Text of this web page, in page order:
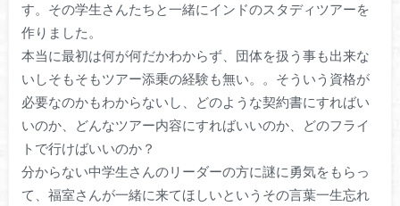
す。その学生さんたちと一緒にインドのスタディツアーを
作りました。
本当に最初は何が何だかわからず、団体を扱う事も出来な
いしそもそもツアー添乗の経験も無い。。そういう資格が
必要なのかもわからないし、どのような契約書にすればい
いのか、どんなツアー内容にすればいいのか、どのフライ
トで行けばいいのか？
分からない中学生さんのリーダーの方に謎に勇気をもらっ
て、福室さんが一緒に来てほしいというその言葉一生忘れ